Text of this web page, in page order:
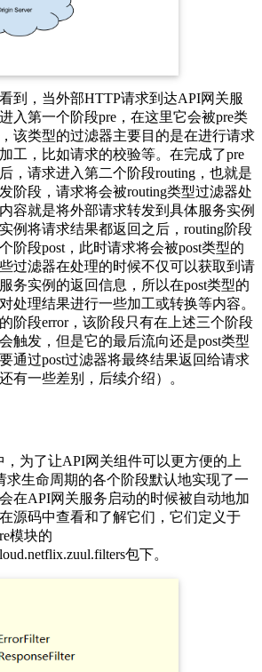
到，当外部HTTP请求到达API网关服
入第一个阶段pre，在这里它会被pre类
该类型的过滤器主要目的是在进行请求
工，比如请求的校验等。在完成了pre
，请求进入第二个阶段routing，也就是
阶段，请求将会被routing类型过滤器处
容就是将外部请求转发到具体服务实例
例将请求结果都返回之后，routing阶段
阶段post，此时请求将会被post类型的
过滤器在处理的时候不仅可以获取到请
务实例的返回信息，所以在post类型的
处理结果进行一些加工或转换等内容。
阶段error，该阶段只有在上述三个阶段
触发，但是它的最后流向还是post类型
通过post过滤器将最终结果返回给请求
有一些差别，后续介绍）。
，为了让API网关组件可以更方便的上
求生命周期的各个阶段默认地实现了一
在API网关服务启动的时候被自动地加
源码中查看和了解它们，它们定义于
模块的
包下。